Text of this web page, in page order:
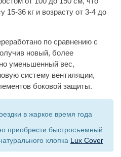
15-36 кг и возрасту от 3-4 до
по сравнению с
новый, более
уменьшенный вес,
систему вентиляции,
боковой защиты.
в жаркое время года
приобрести быстросъемный
хлопка Lux Cover